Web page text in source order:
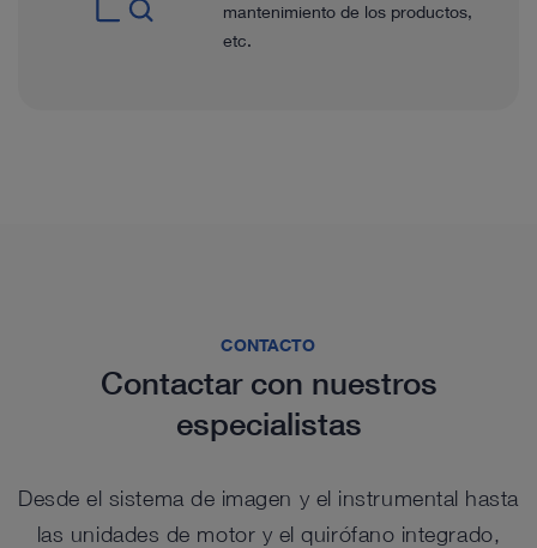
mantenimiento de los productos,
etc.
CONTACTO
Contactar con nuestros
especialistas
Desde el sistema de imagen y el instrumental hasta
las unidades de motor y el quirófano integrado,